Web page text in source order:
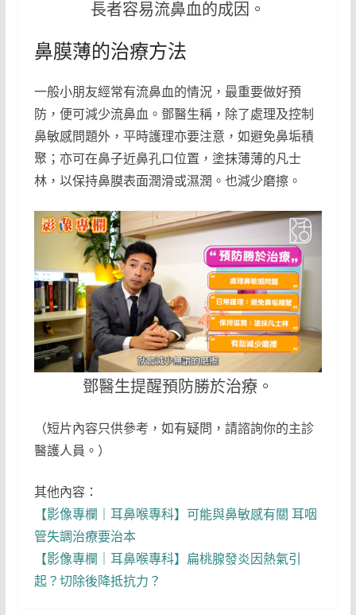
長者容易流鼻血的成因。
鼻膜薄的治療方法
一般小朋友經常有流鼻血的情況，最重要做好預
防，便可減少流鼻血。鄧醫生稱，除了處理及控制
鼻敏感問題外，平時護理亦要注意，如避免鼻垢積
聚；亦可在鼻子近鼻孔口位置，塗抹薄薄的凡士
林，以保持鼻膜表面潤滑或濕潤。也減少磨擦。
鄧醫生提醒預防勝於治療。
（短片內容只供參考，如有疑問，請諮詢你的主診
醫護人員。）
其他內容：
【影像專欄｜耳鼻喉專科】可能與鼻敏感有關 耳咽
管失調治療要治本
【影像專欄｜耳鼻喉專科】扁桃腺發炎因熱氣引
起？切除後降抵抗力？